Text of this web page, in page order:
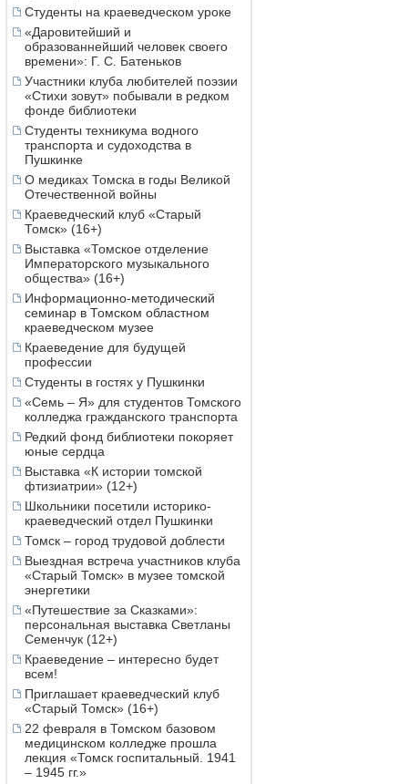
Студенты на краеведческом уроке
«Даровитейший и
образованнейший человек своего
времени»: Г. С. Батеньков
Участники клуба любителей поэзии
«Стихи зовут» побывали в редком
фонде библиотеки
Студенты техникума водного
транспорта и судоходства в
Пушкинке
О медиках Томска в годы Великой
Отечественной войны
Краеведческий клуб «Старый
Томск» (16+)
Выставка «Томское отделение
Императорского музыкального
общества» (16+)
Информационно-методический
семинар в Томском областном
краеведческом музее
Краеведение для будущей
профессии
Студенты в гостях у Пушкинки
«Семь – Я» для студентов Томского
колледжа гражданского транспорта
Редкий фонд библиотеки покоряет
юные сердца
Выставка «К истории томской
фтизиатрии» (12+)
Школьники посетили историко-
краеведческий отдел Пушкинки
Томск – город трудовой доблести
Выездная встреча участников клуба
«Старый Томск» в музее томской
энергетики
«Путешествие за Сказками»:
персональная выставка Светланы
Семенчук (12+)
Краеведение – интересно будет
всем!
Приглашает краеведческий клуб
«Старый Томск» (16+)
22 февраля в Томском базовом
медицинском колледже прошла
лекция «Томск госпитальный. 1941
– 1945 гг.»